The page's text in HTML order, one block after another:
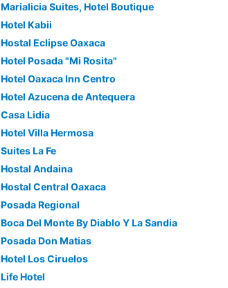
Marialicia Suites, Hotel Boutique
Hotel Kabii
Hostal Eclipse Oaxaca
Hotel Posada "Mi Rosita"
Hotel Oaxaca Inn Centro
Hotel Azucena de Antequera
Casa Lidia
Hotel Villa Hermosa
Suites La Fe
Hostal Andaina
Hostal Central Oaxaca
Posada Regional
Boca Del Monte By Diablo Y La Sandia
Posada Don Matias
Hotel Los Ciruelos
Life Hotel